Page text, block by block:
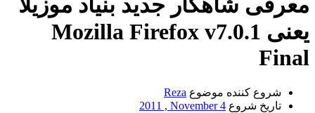
یعنی Mozilla Firefox v7.0.1
Final
شروع کننده موضوع Reza
تاریخ شروع 2011 , November 4